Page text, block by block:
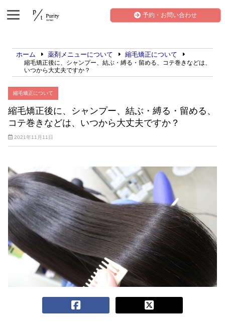
予約・お問い合わせ
ホーム 薬剤メニューについて 縮毛矯正について
縮毛矯正後に、シャンプー、結ぶ・縛る・留める、コテ巻きなどは、
いつから大丈夫ですか？
縮毛矯正について
縮毛矯正後に、シャンプー、結ぶ・縛る・留める、
コテ巻きなどは、いつから大丈夫ですか？
2021年11月11日